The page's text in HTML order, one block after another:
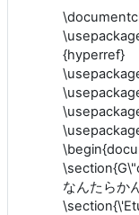
{hyperref}
なんたらか